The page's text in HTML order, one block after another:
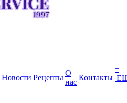
Новости Рецепты
О
нас
Контакты
+